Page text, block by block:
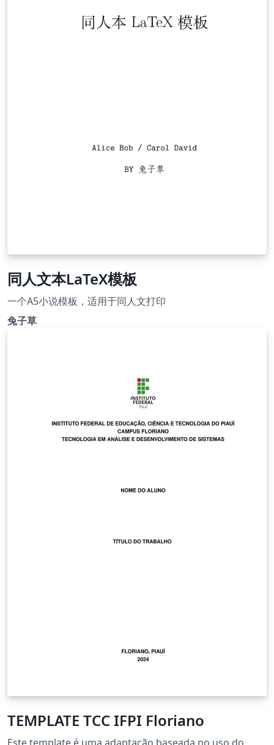
同人文本LaTeX模板
一个A5小说模板，适用于同人文打印
兔子草
TEMPLATE TCC IFPI Floriano